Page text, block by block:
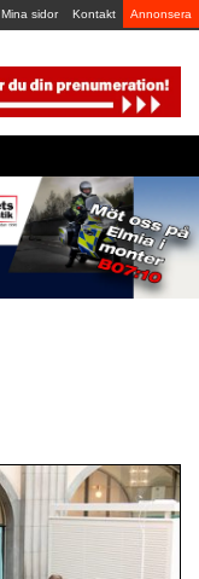
Mina sidor Kontakt Annonsera